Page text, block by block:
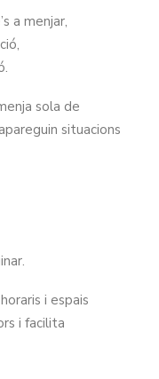
a menjar,
sola de
situacions
i espais
i facilita